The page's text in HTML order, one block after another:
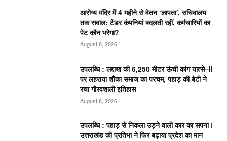
आरोग्य मंदिर में 4 महीने से वेतन ‘लापता’, सचिवालय
तक सवाल: टेंडर कंपनियां बदलती रहीं, कर्मचारियों का
पेट कौन भरेगा?
August 8, 2026
उपलब्धि : लद्दाख की 6,250 मीटर ऊंची कांग यात्से–II
पर लहराया शौका समाज का परचम, पहाड़ की बेटी ने
रचा गौरवशाली इतिहास
August 8, 2026
उपलब्धि : पहाड़ से निकला उड़ने वाली कार का सपना।
उत्तराखंड की प्रतिभा ने फिर बढ़ाया प्रदेश का मान